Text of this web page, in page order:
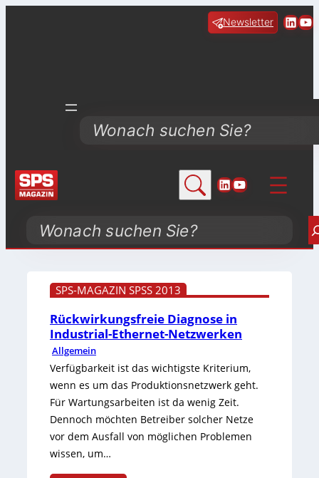
Newsletter
Search
LinkedIn
YouTube
Search
SPS-MAGAZIN SPSS 2013
Rückwirkungsfreie Diagnose in
Industrial-Ethernet-Netzwerken
Allgemein
Verfügbarkeit ist das wichtigste Kriterium,
wenn es um das Produktionsnetzwerk geht.
Für Wartungsarbeiten ist da wenig Zeit.
Dennoch möchten Betreiber solcher Netze
vor dem Ausfall von möglichen Problemen
wissen, um…